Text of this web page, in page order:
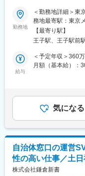
サービスを提案す
視化される環境で
組みづくりまで担
ることができます
■キャリアパス
■同社の特徴：
同社は日本発の
す。映画館とのア
ャネルを強みに、
くりの両面で成長
変更の範囲：会社
＼全国展開を進め
運営に挑戦できる
■業務概要
当社が運営する複
として、支配人の
いただきます。
■業務詳細
・各施設支配人の
・清掃・設備・外
ン管理
・有事（欠勤・繁
行
勤務地
＜勤務地詳細＞東
務地最寄駅：東京
禁煙変更の範囲：
【最寄り駅】
王子駅、王子駅前
給与
＜予定年収＞360
月額（基本給）：
でも目安の金額で
す。月給(月額)は
気になる
自治体窓口の運営
性の高い仕事／土
株式会社鎌倉新書